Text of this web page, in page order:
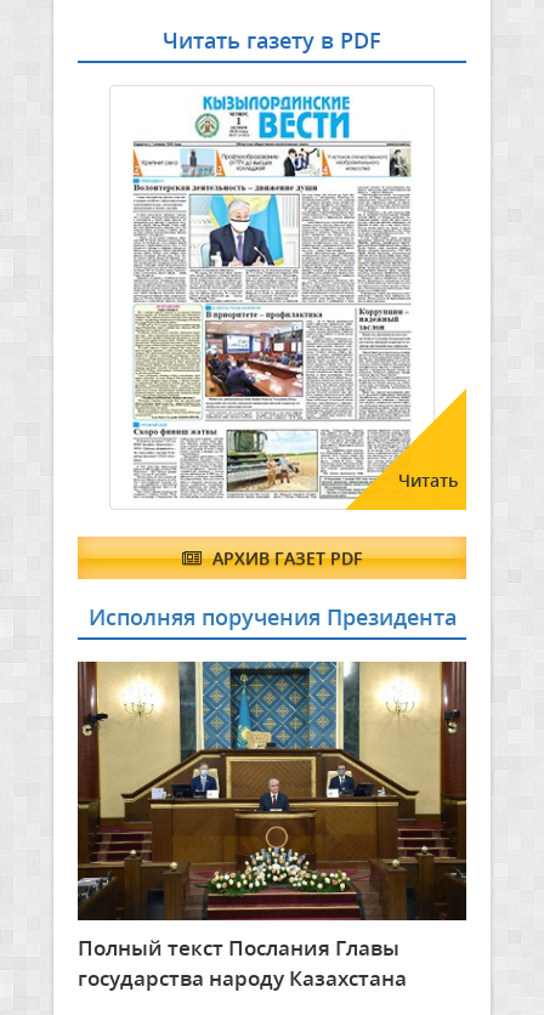
Читать газету в PDF
Читать
АРХИВ ГАЗЕТ PDF
Исполняя поручения Президента
Полный текст Послания Главы
государства народу Казахстана